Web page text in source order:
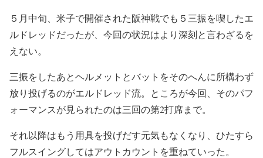
５月中旬、米子で開催された阪神戦でも５三振を喫したエ
ルドレッドだったが、今回の状況はより深刻と言わざるを
えない。
三振をしたあとヘルメットとバットをそのへんに所構わず
放り投げるのがエルドレッド流。ところが今回、そのパフ
ォーマンスが見られたのは三回の第2打席まで。
それ以降はもう用具を投げだす元気もなくなり、ひたすら
フルスイングしてはアウトカウントを重ねていった。